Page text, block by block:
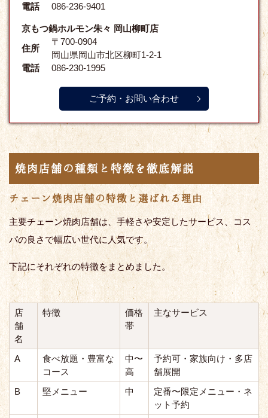
電話
086-236-9401
京もつ鍋ホルモン朱々 岡山柳町店
住所
〒700-0904
岡山県岡山市北区柳町1-2-1
電話
086-230-1995
ご予約・お問い合わせ
焼肉店舗の種類と特徴を徹底解説
チェーン焼肉店舗の特徴と選ばれる理由
主要チェーン焼肉店舗は、手軽さや安定したサービス、コス
パの良さで幅広い世代に人気です。
下記にそれぞれの特徴をまとめました。
店
舗
名
特徴
価格
帯
主なサービス
A
食べ放題・豊富な
コース
中〜
高
予約可・家族向け・多店
舗展開
B
堅メニュー 中
定番〜限定メニュー・ネ
ット予約